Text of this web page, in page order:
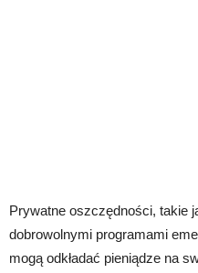
Prywatne oszczędności, takie
dobrowolnymi programami
mogą odkładać pieniądze na